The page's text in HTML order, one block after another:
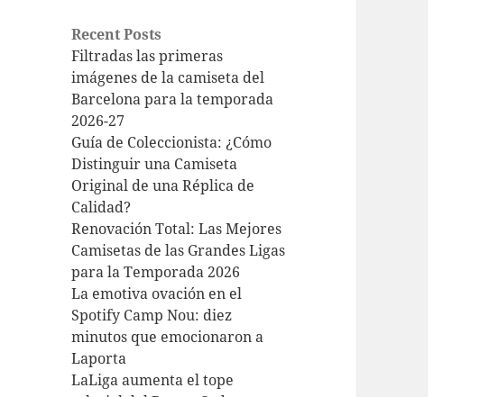
Recent Posts
Filtradas las primeras
imágenes de la camiseta del
Barcelona para la temporada
2026-27
Guía de Coleccionista: ¿Cómo
Distinguir una Camiseta
Original de una Réplica de
Calidad?
Renovación Total: Las Mejores
Camisetas de las Grandes Ligas
para la Temporada 2026
La emotiva ovación en el
Spotify Camp Nou: diez
minutos que emocionaron a
Laporta
LaLiga aumenta el tope